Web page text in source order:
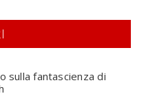
sulla fantascienza di